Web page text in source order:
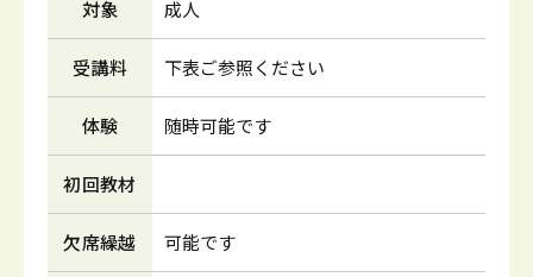
対象 成人
受講料 下表ご参照ください
体験 随時可能です
初回教材
欠席繰越 可能です